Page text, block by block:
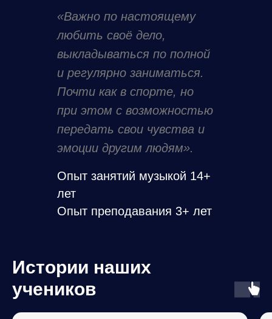
«Важно по настоящему
любить своё дело,
выкладываться по полной
и регулярно заниматься.
Почти как в спорте, но
при этом с возможностью
передать свои чувства и
эмоции другим людям».
Опыт занятий музыкой 14+
лет
Опыт преподавания 3+ лет
Истории наших
учеников
Оставить заявку
+7(3952) 72-73-85
жедневно с 10:00 до 20:00
Сведения об образовательной
организации
Иркутск, Сухэ-Батора 10